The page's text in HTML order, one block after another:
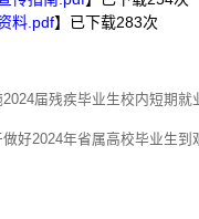
料.pdf】已下载283次
届残疾毕业生校内短期就
好2024年省属高校毕业生